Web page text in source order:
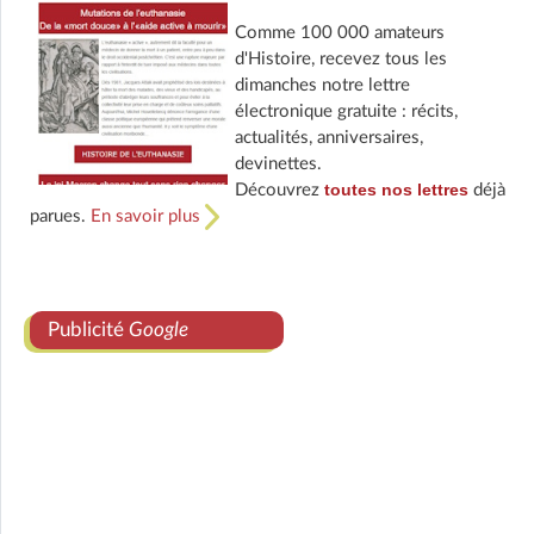
Comme 100 000 amateurs
d'Histoire, recevez tous les
dimanches notre lettre
électronique gratuite : récits,
actualités, anniversaires,
devinettes.
Découvrez toutes nos lettresdéjà
parues. En savoir plus
Publicité Google